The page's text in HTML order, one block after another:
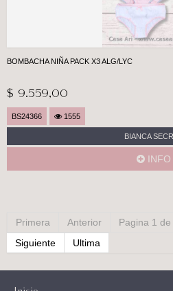
BOMBACHA NIÑA PACK X3 ALG/LYC
$ 9.559,00
BS24366 1555
BIANCA
INFO
Primera Anterior
Pagina 1
Siguiente
Ultima